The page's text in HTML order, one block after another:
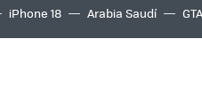
iPhone 18 Arabia Saudí